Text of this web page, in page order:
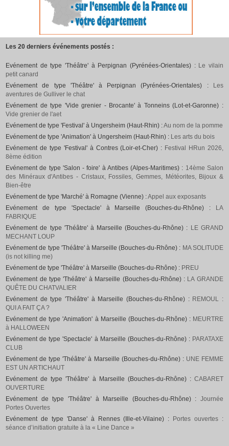
Les 20 derniers événements postés :
Evénement de type 'Théâtre' à Perpignan (Pyrénées-Orientales) : Le vilain
petit canard
Evénement de type 'Théâtre' à Perpignan (Pyrénées-Orientales) :
Les
aventures de Gulliver le chat
Evénement de type 'Vide grenier - Brocante' à Tonneins (Lot-et-Garonne) :
Vide grenier de l'aet
Evénement de type 'Festival' à Ungersheim (Haut-Rhin) :Au nom de la pomme
Evénement de type 'Animation' à Ungersheim (Haut-Rhin) : Les arts du bois
Evénement de type 'Festival' à Contres (Loir-et-Cher) : Festival HRun 2026,
8ème édition
Evénement de type 'Salon - foire' à Antibes (Alpes-Maritimes) : 14ème Salon
des Minéraux d'Antibes - Cristaux, Fossiles, Gemmes, Météorites, Bijoux &
Bien-être
Evénement de type 'Marché' à Romagne (Vienne) :Appel aux exposants
Evénement de type 'Spectacle' à Marseille (Bouches-du-Rhône) :
LA
FABRIQUE
Evénement de type 'Théâtre' à Marseille (Bouches-du-Rhône) : LE GRAND
MECHANT LOUP
Evénement de type 'Théâtre' à Marseille (Bouches-du-Rhône) : MA SOLITUDE
(is not killing me)
Evénement de type 'Théâtre' à Marseille (Bouches-du-Rhône) : PREU
Evénement de type 'Théâtre' à Marseille (Bouches-du-Rhône) : LA GRANDE
QUÊTE DU CHATVALIER
Evénement de type 'Théâtre' à Marseille (Bouches-du-Rhône) : REMOUL :
QUI A FAIT ÇA ?
Evénement de type 'Animation' à Marseille (Bouches-du-Rhône) : MEURTRE
à HALLOWEEN
Evénement de type 'Spectacle' à Marseille (Bouches-du-Rhône) : PARATAXE
CLUB
Evénement de type 'Théâtre' à Marseille (Bouches-du-Rhône) : UNE FEMME
EST UN ARTICHAUT
Evénement de type 'Théâtre' à Marseille (Bouches-du-Rhône) : CABARET
OUVERTURE
Evénement de type 'Théâtre' à Marseille (Bouches-du-Rhône) : Journée
Portes Ouvertes
Evénement de type 'Danse' à Rennes (Ille-et-Vilaine) :
Portes ouvertes :
séance d’initiation gratuite à la « Line Dance »